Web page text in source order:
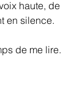
haute, de
en silence.
de me lire.